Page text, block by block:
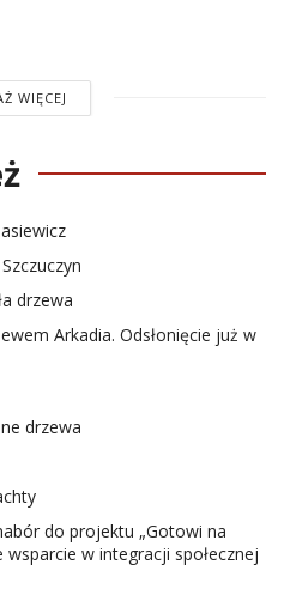
WIĘCEJ
drzewa
Arkadia. Odsłonięcie już w
drzewa
do projektu „Gotowi na
w integracji społecznej